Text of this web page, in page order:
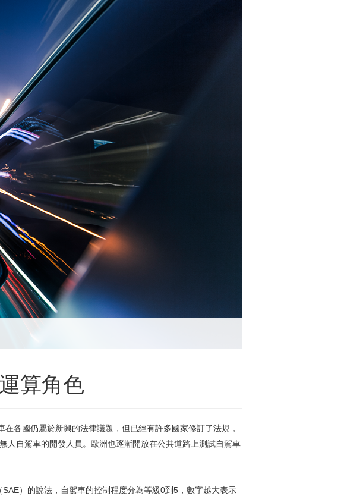
算角色
各國仍屬於新興的法律議題，但已經有許多國家修訂了法規，
人自駕車的開發人員。歐洲也逐漸開放在公共道路上測試自駕車
）的說法，自駕車的控制程度分為等級0到5，數字越大表示